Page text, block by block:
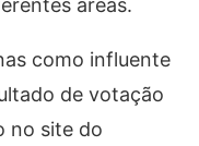
áreas.
como influente
de votação
no site do